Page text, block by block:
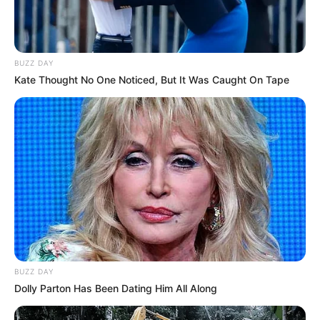
als Eisenbahnknotenpunkt bekannt. Rund um einen
stillgelegten Wasserturm hat deshalb ein Verein ein
großes Eisenbahnmuseum sowie eine
Schmalspurbahn als Museumseisenbahn
In- und Outdoorspielplatz Biberino in Bebra - In dem
Kinderspielpark, der auch gut für einenKindergeburt
staggeeignet ist, gibt es für viele Attraktionen, zu
denen unter anderem ein Spielturm, mehrere
Rutschen, ein Ballpool, ein Soccercourt und
Trampolinanlagen gehören. Informationen unterww
w.biberino.de.
Hessisches Braunkohle Bergbaumuseum in Borken
- Mit vier Ausstellungsbereichen, zu denen der
Themenpark "Kohle und Energie", der
"Besucherstollen", die Abteilung
Informationszentrum gehören, ist das als
BUZZ DAY
Kate Thought No One Noticed, But It Was Caught On Tape
BUZZ DAY
Dolly Parton Has Been Dating Him All Along